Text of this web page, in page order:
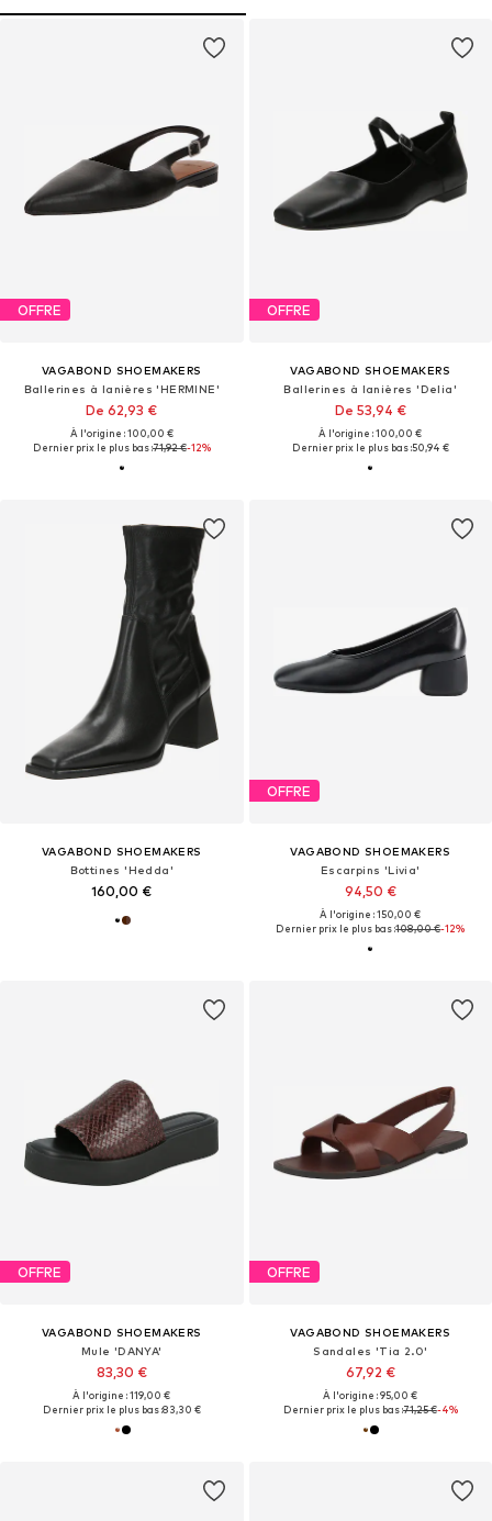
OFFRE
VAGABOND SHOEMAKERS
Ballerines à lanières 'HERMINE'
De 62,93 €
À l'origine : 100,00 €
Dernier prix le plus bas :71,92 €-12%
OFFRE
VAGABOND SHOEMAKERS
Ballerines à lanières 'Delia'
De 53,94 €
À l'origine : 100,00 €
Dernier prix le plus bas :50,94 €
VAGABOND SHOEMAKERS
Bottines 'Hedda'
160,00 €
OFFRE
VAGABOND SHOEMAKERS
Escarpins 'Livia'
94,50 €
À l'origine : 150,00 €
Dernier prix le plus bas :108,00 €-12%
OFFRE
VAGABOND SHOEMAKERS
Mule 'DANYA'
83,30 €
À l'origine : 119,00 €
Dernier prix le plus bas :83,30 €
OFFRE
VAGABOND SHOEMAKERS
Sandales 'Tia 2.0'
67,92 €
À l'origine : 95,00 €
Dernier prix le plus bas :71,25 €-4%